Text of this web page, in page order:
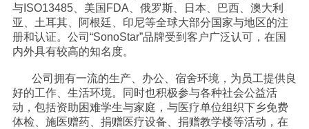
与ISO13485、美国FDA、俄罗斯、日本、巴西、澳大利
亚、土耳其、阿根廷、印尼等全球大部分国家与地区的注
册和认证。公司“SonoStar”品牌受到客户广泛认可，在国
内外具有较高的知名度。
公司拥有一流的生产、办公、宿舍环境，为员工提供良
好的工作、生活环境。
同时也积极参与各种社会公益活
动，包括资助困难学生与家庭，与医疗单位组织下乡免费
体检、施医赠药、捐赠医疗设备、捐赠教学楼等活动，在